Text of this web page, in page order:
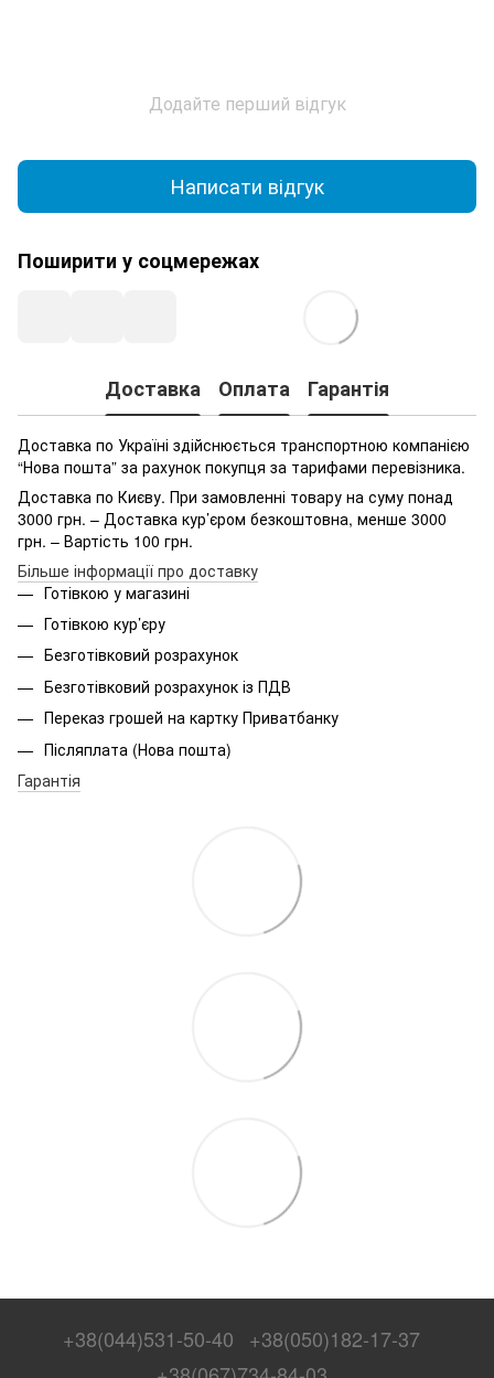
Додайте перший відгук
Написати відгук
Поширити у соцмережах
Доставка Оплата Гарантія
Доставка по Україні здійснюється транспортною компанією
“Нова пошта” за рахунок покупця за тарифами перевізника.
Доставка по Києву. При замовленні товару на суму понад
3000 грн. – Доставка кур’єром безкоштовна, менше 3000
грн. – Вартість 100 грн.
Більше інформації про доставку
Готівкою у магазині
Готівкою кур’єру
Безготівковий розрахунок
Безготівковий розрахунок із ПДВ
Переказ грошей на картку Приватбанку
Післяплата (Нова пошта)
Гарантія
+38(044)531-50-40
+38(050)182-17-37